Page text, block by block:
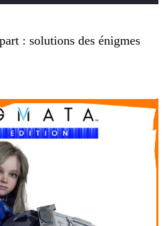
: solutions des énigmes